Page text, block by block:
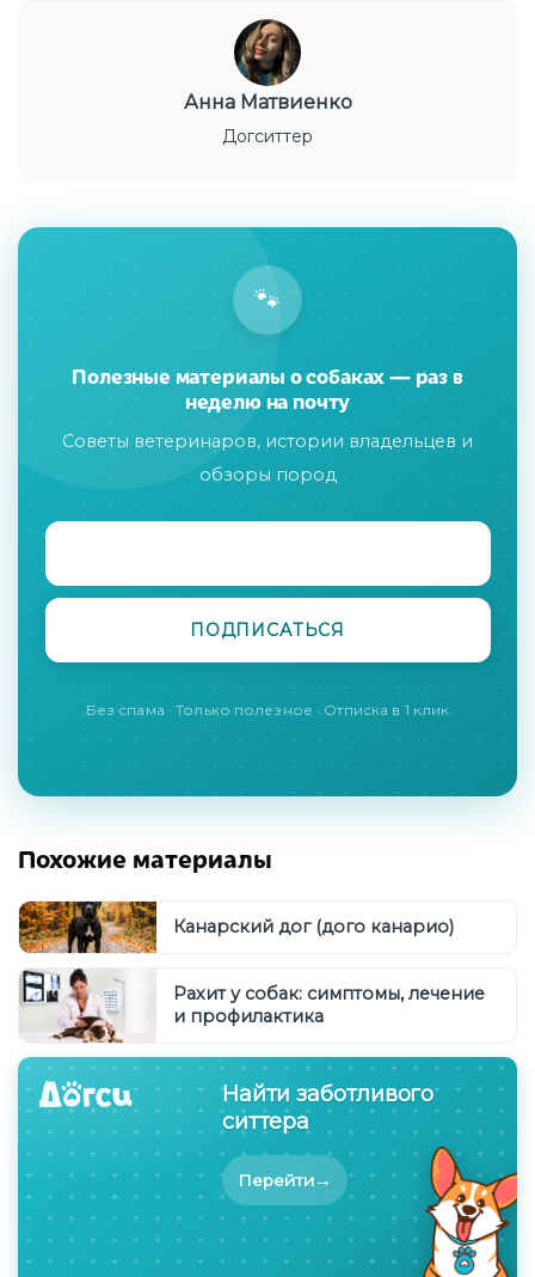
Анна Матвиенко
Догситтер
🐾
Полезные материалы о собаках — раз в
неделю на почту
Советы ветеринаров, истории владельцев и
обзоры пород
Без спама · Только полезное · Отписка в 1 клик
Похожие материалы
Канарский дог (дого канарио)
Рахит у собак: симптомы, лечение
и профилактика
Найти заботливого
ситтера
Перейти→